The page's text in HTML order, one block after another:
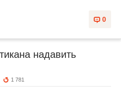
0
надавить
1 781